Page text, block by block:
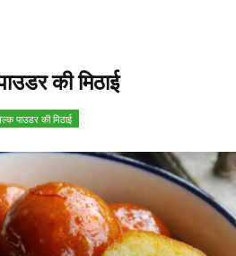
की मिठाई
पाउडर की मिठाई